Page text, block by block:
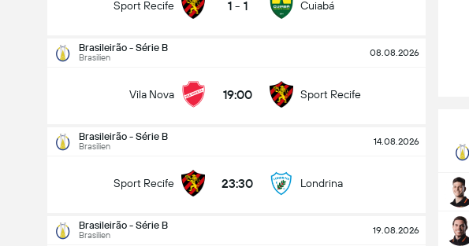
Sport Recife 1 - 1 Cuiabá
Brasileirão - Série B
Brasilien 08.08.2026
Vila Nova 19:00 Sport Recife
Brasileirão - Série B
Brasilien 14.08.2026
Sport Recife 23:30 Londrina
Brasileirão - Série B
Brasilien 19.08.2026